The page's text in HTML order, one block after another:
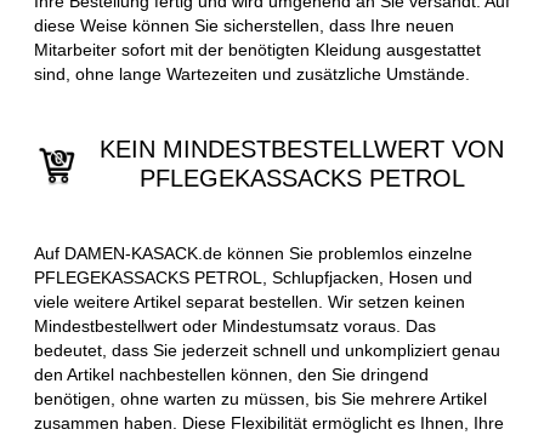
diese Weise können Sie sicherstellen, dass Ihre neuen
Mitarbeiter sofort mit der benötigten Kleidung ausgestattet
sind, ohne lange Wartezeiten und zusätzliche Umstände.
KEIN MINDESTBESTELLWERT VON
PFLEGEKASSACKS PETROL
Auf DAMEN-KASACK.de können Sie problemlos einzelne
PFLEGEKASSACKS PETROL, Schlupfjacken, Hosen und
viele weitere Artikel separat bestellen. Wir setzen keinen
Mindestbestellwert oder Mindestumsatz voraus. Das
bedeutet, dass Sie jederzeit schnell und unkompliziert genau
den Artikel nachbestellen können, den Sie dringend
benötigen, ohne warten zu müssen, bis Sie mehrere Artikel
zusammen haben. Diese Flexibilität ermöglicht es Ihnen, Ihre